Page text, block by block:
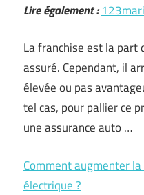
Lire également :
La franchise est la part
assuré. Cependant, il
élevée ou pas
tel cas, pour pallier ce
une assurance auto …
Comment augmenter
électrique ?